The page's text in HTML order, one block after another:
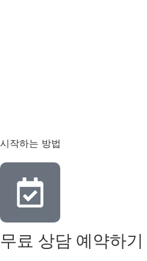
시작하는 방법
무료 상담 예약하기